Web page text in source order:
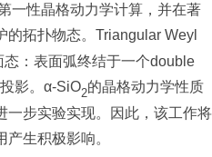
一性晶格动力学计算，并在著
拓扑物态。 Triangular Weyl
：表面弧终结于一个double
影。 α-SiO2的晶格动力学性质
一步实验实现。因此，该工作将
生积极影响。